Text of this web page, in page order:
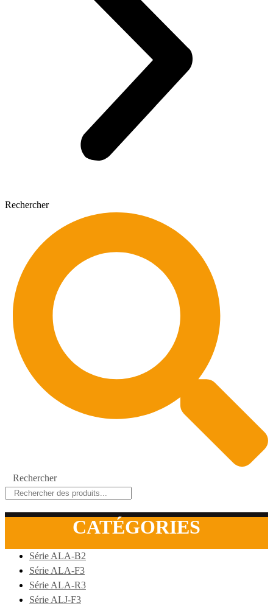
Rechercher
Rechercher
CATÉGORIES
Série ALA-B2
Série ALA-F3
Série ALA-R3
Série ALJ-F3